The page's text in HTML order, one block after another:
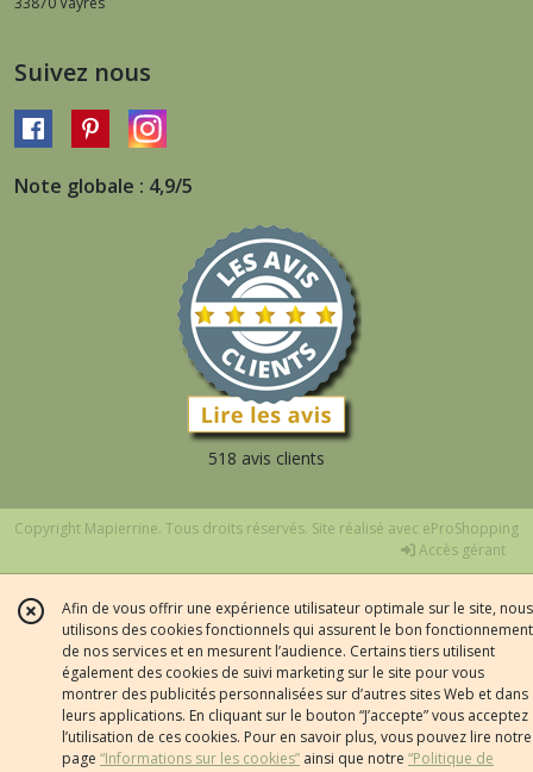
Suivez nous
Note globale : 4,9/5
518 avis clients
Copyright Mapierrine. Tous droits réservés. Site réalisé avec eProShopping
Accès gérant
Afin de vous offrir une expérience utilisateur optimale sur le site, nous
utilisons des cookies fonctionnels qui assurent le bon fonctionnement
de nos services et en mesurent l’audience. Certains tiers utilisent
également des cookies de suivi marketing sur le site pour vous
montrer des publicités personnalisées sur d’autres sites Web et dans
leurs applications. En cliquant sur le bouton “J’accepte” vous acceptez
l’utilisation de ces cookies. Pour en savoir plus, vous pouvez lire notre
page “Informations sur les cookies” ainsi que notre “Politique de